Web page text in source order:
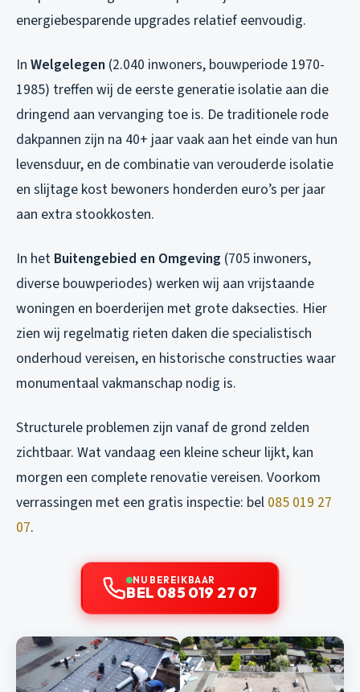
energiebesparende upgrades relatief eenvoudig.
In Welgelegen (2.040 inwoners, bouwperiode 1970-
1985) treffen wij de eerste generatie isolatie aan die
dringend aan vervanging toe is. De traditionele rode
dakpannen zijn na 40+ jaar vaak aan het einde van hun
levensduur, en de combinatie van verouderde isolatie
en slijtage kost bewoners honderden euro’s per jaar
aan extra stookkosten.
In het Buitengebied en Omgeving (705 inwoners,
diverse bouwperiodes) werken wij aan vrijstaande
woningen en boerderijen met grote daksecties. Hier
zien wij regelmatig rieten daken die specialistisch
onderhoud vereisen, en historische constructies waar
monumentaal vakmanschap nodig is.
Structurele problemen zijn vanaf de grond zelden
zichtbaar. Wat vandaag een kleine scheur lijkt, kan
morgen een complete renovatie vereisen. Voorkom
verrassingen met een gratis inspectie: bel 085 019 27
07.
NU BEREIKBAAR
BEL 085 019 27 07